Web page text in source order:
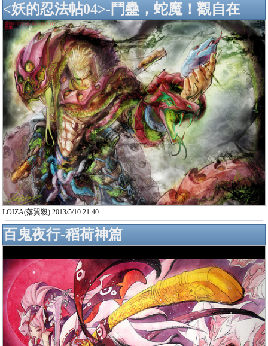
<妖的忍法帖04>-鬥蠱，蛇魔！觀自在
LOIZA(落翼殺) 2013/5/10 21:40
百鬼夜行-稻荷神篇